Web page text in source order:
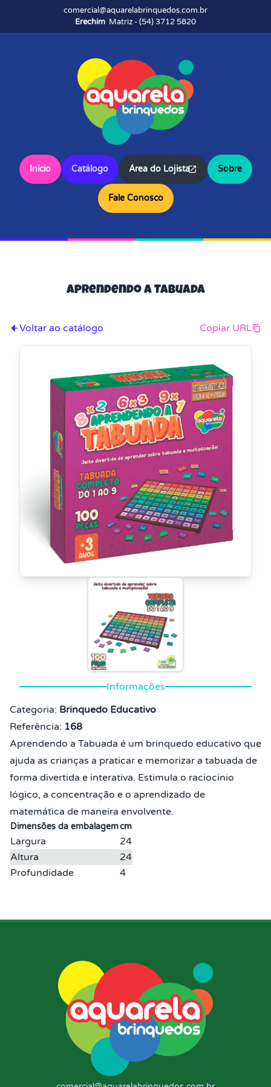
comercial@aquarelabrinquedos.com.br
Erechim Matriz - (54) 3712 5820
Início Catálogo Área do Lojista Sobre
Fale Conosco
Aprendendo a Tabuada
Voltar ao catálogo Copiar URL
Informações
Categoria: Brinquedo Educativo
Referência: 168
Aprendendo a Tabuada é um brinquedo educativo que
ajuda as crianças a praticar e memorizar a tabuada de
forma divertida e interativa. Estimula o raciocínio
lógico, a concentração e o aprendizado de
matemática de maneira envolvente.
Dimensões da embalagemcm
Largura
24
Altura
24
Profundidade
4